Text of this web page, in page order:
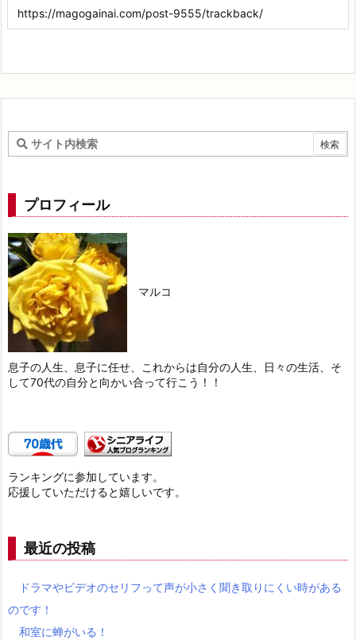
プロフィール
マルコ
息子の人生、息子に任せ、これからは自分の人生、日々の生活、そ
して70代の自分と向かい合って行こう！！
ランキングに参加しています。
応援していただけると嬉しいです。
最近の投稿
ドラマやビデオのセリフって声が小さく聞き取りにくい時がある
のです！
和室に蝉がいる！